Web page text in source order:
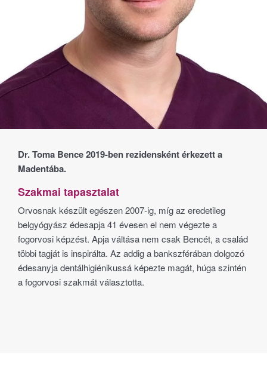
Dr. Toma Bence 2019-ben rezidensként érkezett a
Madentába.
Szakmai tapasztalat
Orvosnak készült egészen 2007-ig, míg az eredetileg
belgyógyász édesapja 41 évesen el nem végezte a
fogorvosi képzést. Apja váltása nem csak Bencét, a család
többi tagját is inspirálta. Az addig a bankszférában dolgozó
édesanyja dentálhigiénikussá képezte magát, húga szintén
a fogorvosi szakmát választotta.